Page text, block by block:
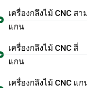
เครื่องกลึงไม้ CNC สา
แกน
เครื่องกลึงไม้ CNC สี่
แกน
เครื่องกลึงไม้ CNC แก